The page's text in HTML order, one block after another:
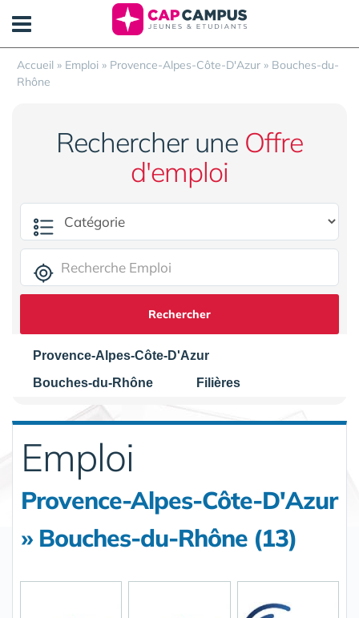
Accueil » Emploi » Provence-Alpes-Côte-D'Azur » Bouches-du-
Rhône
Rechercher une Offre
d'emploi
Rechercher
Provence-Alpes-Côte-D'Azur
Bouches-du-Rhône
Filières
Emploi
Provence-Alpes-Côte-D'Azur
» Bouches-du-Rhône (13)
Panneau de gestion des cookies